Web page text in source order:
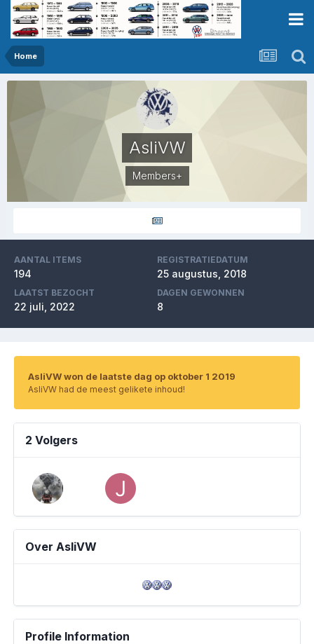
Home
AsliVW
Members+
AANTAL ITEMS
194
REGISTRATIEDATUM
25 augustus, 2018
LAATST BEZOCHT
22 juli, 2022
DAGEN GEWONNEN
8
AsliVW won de laatste dag op oktober 1 2019
AsliVW had de meest gelikete inhoud!
2 Volgers
Over AsliVW
Profile Information